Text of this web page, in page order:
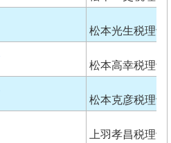
松本光生税理士
松本高幸税理士
松本克彦税理士
上羽孝昌税理士